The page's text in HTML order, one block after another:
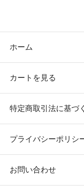
ホーム
カートを見る
特定商取引法に基づ
プライバシーポリシ
お問い合わせ